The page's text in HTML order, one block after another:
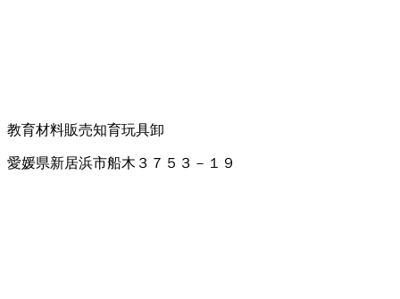
教育材料販売知育玩具卸
愛媛県新居浜市船木３７５３－１９